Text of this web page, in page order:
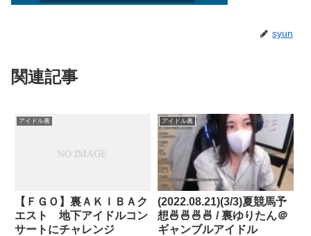
syun
関連記事
アイドル裏
【ＦＧＯ】裏ＡＫＩＢＡク
エスト 地下アイドルコン
サートにチャレンジ
アイドル裏
(2022.08.21)(3/3)夏競馬予
想🍜🍜🍜🍜 / 裏ゆりたん＠
ギャンブルアイドル